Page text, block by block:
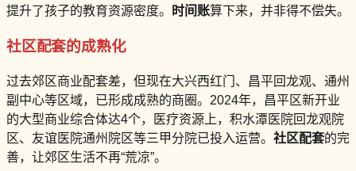
提升了孩子的教育资源密度。
时间账算下来，并非得不偿失。
社区配套的成熟化
过去郊区商业配套差，但现在大兴西红门、昌平回龙观、通州
副中心等区域，已形成成熟的商圈。2024年，昌平区新开业
的大型商业综合体达4个，医疗资源上，积水潭医院回龙观院
区、友谊医院通州院区等三甲分院已投入运营。 社区配套的完
善，让郊区生活不再“荒凉”。